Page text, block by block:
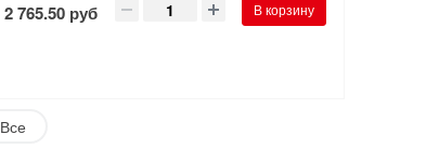
2 765.50 руб В корзину
Все